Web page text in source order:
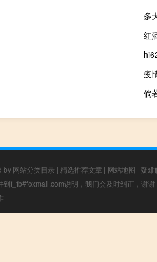
多
红
疫
倘
by 网站分类目录 | 精选推荐文章 | 网站地图 | 疑难
f_fb#foxmail.com说明，我们会及时纠正，谢谢